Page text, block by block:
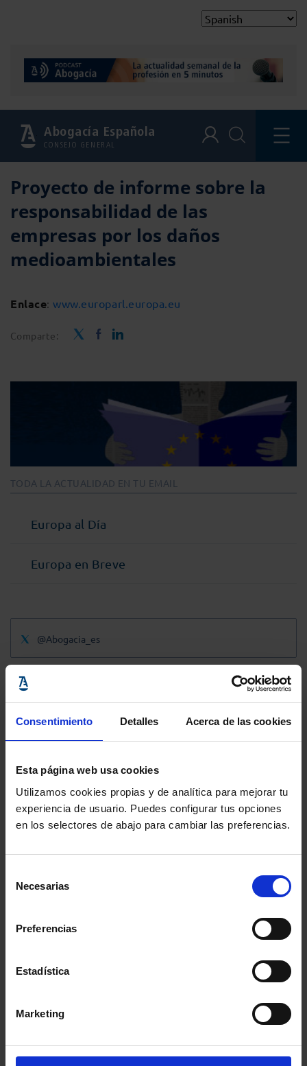
Consentimiento Detalles Acerca de las cookies
Esta página web usa cookies
Utilizamos cookies propias y de analítica para mejorar tu
experiencia de usuario. Puedes configurar tus opciones
en los selectores de abajo para cambiar las preferencias.
Necesarias
Preferencias
Estadística
Marketing
Abogacía Española
CONSEJO GENERAL
Proyecto de informe sobre la
responsabilidad de las
empresas por los daños
medioambientales
Enlace:www.europarl.europa.eu
Comparte:
TODA LA ACTUALIDAD EN TU EMAIL
Europa al Día
Europa en Breve
@Abogacia_es